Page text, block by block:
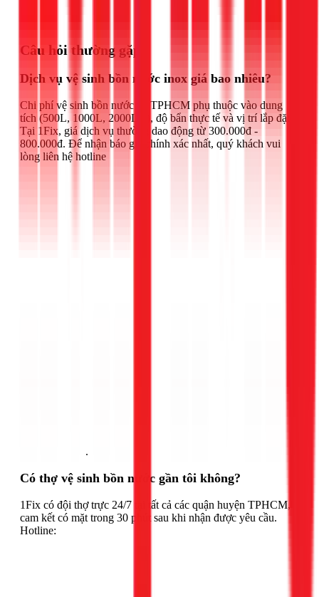
Câu hỏi thường gặp
Dịch vụ vệ sinh bồn nước inox giá bao nhiêu?
Chi phí vệ sinh bồn nước tại TPHCM phụ thuộc vào dung
tích (500L, 1000L, 2000L...), độ bẩn thực tế và vị trí lắp đặt.
Tại 1Fix, giá dịch vụ thường dao động từ 300.000đ -
800.000đ. Để nhận báo giá chính xác nhất, quý khách vui
lòng liên hệ hotline
.
Có thợ vệ sinh bồn nước gần tôi không?
1Fix có đội thợ trực 24/7 tại tất cả các quận huyện TPHCM,
cam kết có mặt trong 30 phút sau khi nhận được yêu cầu.
Hotline: